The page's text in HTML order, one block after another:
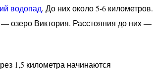
водопад. До них около 5-6 километров.
озеро Виктория. Расстояния до них —
1,5 километра начинаются